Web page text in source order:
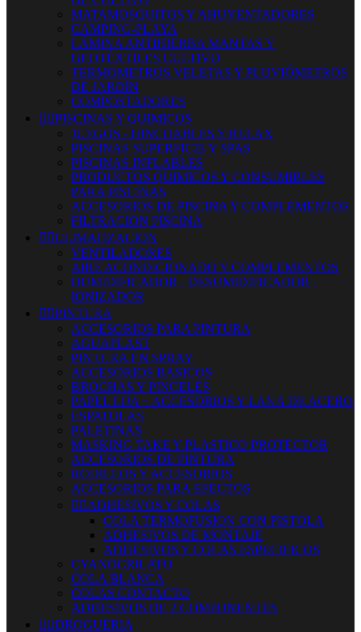
MATAMOSQUITOS Y AHUYENTADORES
CAMPING-PLAYA
LÁMINA ANTIHIERBA MANTAS Y
GEOTÉXTILES CULTIVO
TERMOMETROS VELETAS Y PLUVIÓMETROS
DE JARDÍN
COMPOSTADORES
 PISCINAS Y QUIMICOS
JUEGOS - HINCHABLES Y RELAX
PISCINAS SUPERFICIE Y SPAS
PISCINAS INFLABLES
PRODUCTOS QUIMICOS Y CONSUMIBLES
PARA PISCINAS
ACCESORIOS DE PISCINA Y COMPLEMENTOS
FILTRACION PISCINA
 CLIMATIZACION
VENTILADORES
AIRE ACONDICIONADO Y COMPLEMENTOS
HUMIDIFICADOR - DESUMIDIFICADOR -
IONIZADOR
 PINTURA
ACCESORIOS PARA PINTURA
AGUAPLAST
PINTURA EN SPRAY
ACCESORIOS BASICOS
BROCHAS Y PINCELES
PAPEL LIJA + ACCESORIOS Y LANA DE ACERO
ESPATULAS
PALETINAS
MASKING TAKE Y PLASTICO PROTECTOR
ACCESORIOS DE PINTURA
RODILLOS Y ACCESORIOS
ACCESORIOS PARA EFECTOS
 ADHESIVOS Y COLAS
COLA TERMOFUSION CON PISTOLA
ADHESIVOS DE MONTAJE
ADHESIVOS Y COLAS ESPECIFICOS
CYANOCRILATO
COLA BLANCA
COLAS CONTACTO
ADHESIVOS DE 2 COMPONENTES
 DROGUERIA